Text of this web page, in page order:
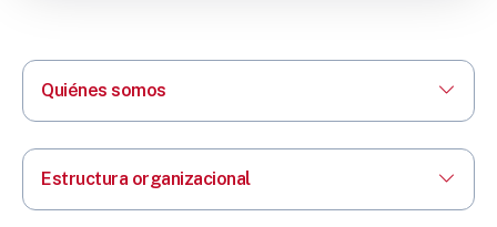
Quiénes somos
Estructura organizacional